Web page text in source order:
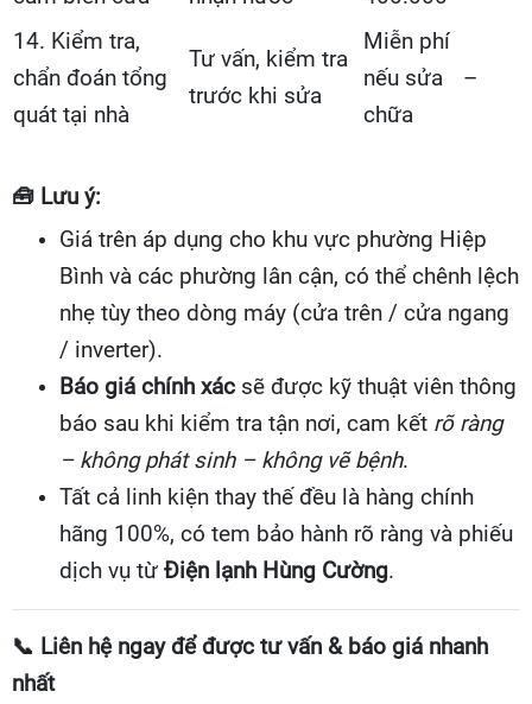
14. Kiểm tra,
chẩn đoán tổng
quát tại nhà
Tư vấn, kiểm tra
trước khi sửa
Miễn phí
nếu sửa
chữa
–
🧰 Lưu ý:
Giá trên áp dụng cho khu vực phường Hiệp
Bình và các phường lân cận, có thể chênh lệch
nhẹ tùy theo dòng máy (cửa trên / cửa ngang
/ inverter).
Báo giá chính xác sẽ được kỹ thuật viên thông
báo sau khi kiểm tra tận nơi, cam kết rõ ràng
– không phát sinh – không vẽ bệnh.
Tất cả linh kiện thay thế đều là hàng chính
hãng 100%, có tem bảo hành rõ ràng và phiếu
dịch vụ từ Điện lạnh Hùng Cường.
📞 Liên hệ ngay để được tư vấn & báo giá nhanh
nhất